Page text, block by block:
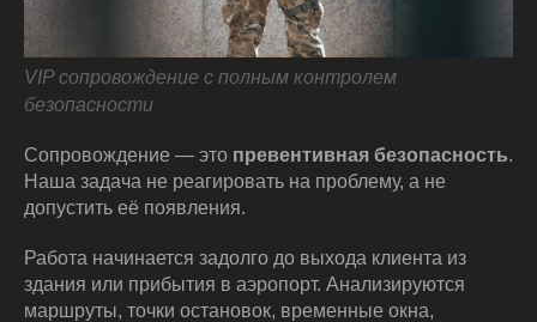
VIP сопровождение с полным контролем
безопасности
Сопровождение — это превентивная безопасность.
Наша задача не реагировать на проблему, а не
допустить её появления.
Работа начинается задолго до выхода клиента из
здания или прибытия в аэропорт. Анализируются
маршруты, точки остановок, временные окна,